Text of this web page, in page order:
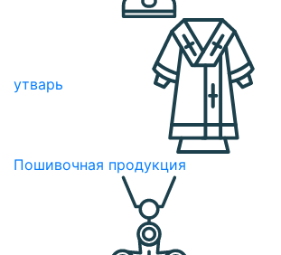
утварь
Пошивочная продукция